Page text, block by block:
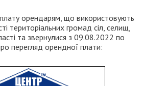
орендарям, що використовують
територіальних громад сіл, селищ,
та звернулися з 09.08.2022 по
перегляд орендної плати: